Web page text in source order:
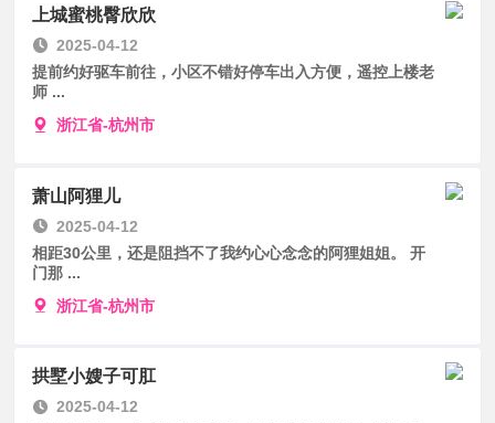
上城蜜桃臀欣欣
2025-04-12
提前约好驱车前往，小区不错好停车出入方便，遥控上楼老
师 ...
浙江省-杭州市
萧山阿狸儿
2025-04-12
相距30公里，还是阻挡不了我约心心念念的阿狸姐姐。 开
门那 ...
浙江省-杭州市
拱墅小嫂子可肛
2025-04-12